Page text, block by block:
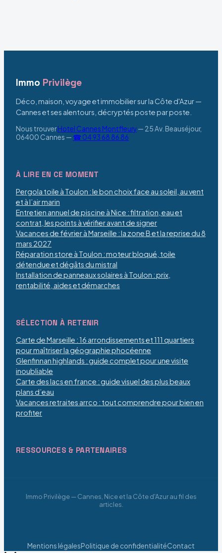
Immo Privilège
Déco, maison, voyage et immobilier sur la Côte d'Azur —
Cannes et ses alentours, décryptés poste par poste.
Nous trouverHotel Cannes Montfleury— 25 Av. Beauséjour,
06400 Cannes — ☎ 04 93 68 86 86
À LIRE EN CE MOMENT
Pergola toile à Toulon : le bon choix face au soleil, au vent
et à l’air marin
Entretien annuel de piscine à Nice : filtration, eau et
contrat, les points à vérifier avant de signer
Vacances de février à Marseille : la zone B et la reprise du 8
mars 2027
Réparation store à Toulon : moteur bloqué, toile
détendue et dégâts du mistral
Installation de panneaux solaires à Toulon : prix,
rentabilité, aides et démarches
SÉLECTION À RETENIR
Carte de Marseille : 16 arrondissements et 111 quartiers
pour maîtriser la géographie phocéenne
Glenfinnan highlands : guide complet pour une visite
inoubliable
Carte des lacs en france : guide visuel des plus beaux
plans d’eau
Vacances retraites arrco : tout comprendre pour bien en
profiter
RESSOURCES & PARTENAIRES
Immo Privilège — Cannes, Nice et la Côte d'Azur au fil des
articles.
Mentions légalesPolitique de confidentialitéContact